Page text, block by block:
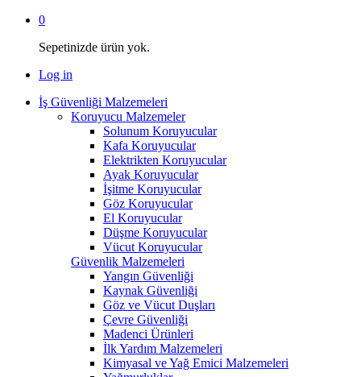
0
Sepetinizde ürün yok.
Log in
İş Güvenliği Malzemeleri
Koruyucu Malzemeler
Solunum Koruyucular
Kafa Koruyucular
Elektrikten Koruyucular
Ayak Koruyucular
İşitme Koruyucular
Göz Koruyucular
El Koruyucular
Düşme Koruyucular
Vücut Koruyucular
Güvenlik Malzemeleri
Yangın Güvenliği
Kaynak Güvenliği
Göz ve Vücut Duşları
Çevre Güvenliği
Madenci Ürünleri
İlk Yardım Malzemeleri
Kimyasal ve Yağ Emici Malzemeleri